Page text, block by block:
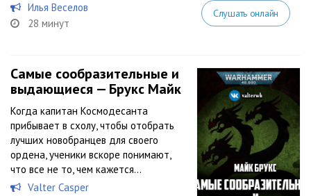
Илья Веселов
28 минут
Слушать онлайн
Самые сообразительные и
выдающиеся — Брукс Майк
Когда капитан Космодесанта
прибывает в схолу, чтобы отобрать
лучших новобранцев для своего
ордена, ученики вскоре понимают,
что все не то, чем кажется…
Valter Casper